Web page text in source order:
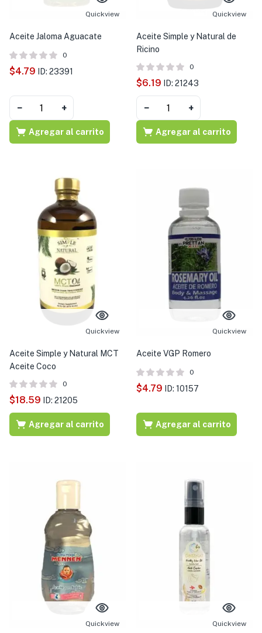
Quickview
Aceite Jaloma Aguacate
0
$4.79 ID: 23391
− +
Agregar al carrito
Quickview
Aceite Simple y Natural de
Ricino
0
$6.19 ID: 21243
− +
Agregar al carrito
Quickview
Aceite Simple y Natural MCT
Aceite Coco
0
$18.59 ID: 21205
Agregar al carrito
Quickview
Aceite VGP Romero
0
$4.79 ID: 10157
Agregar al carrito
Quickview Quickview